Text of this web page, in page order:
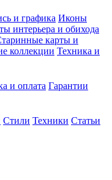
и графика Иконы
интерьера и обихода
карты и
коллекции Техника и
и оплата Гарантии
Стили Техники Статьи